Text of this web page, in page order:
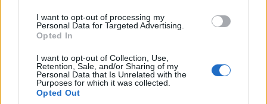
I want to opt-out of processing my
Personal Data for Targeted Advertising.
Opted In
I want to opt-out of Collection, Use,
Retention, Sale, and/or Sharing of my
Personal Data that Is Unrelated with the
Purposes for which it was collected.
Opted Out